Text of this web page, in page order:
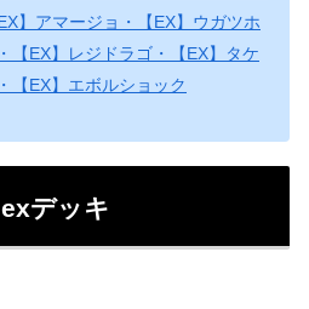
】アマージョ・【EX】ウガツホ
【EX】レジドラゴ・【EX】タケ
【EX】エボルショック
デッキ